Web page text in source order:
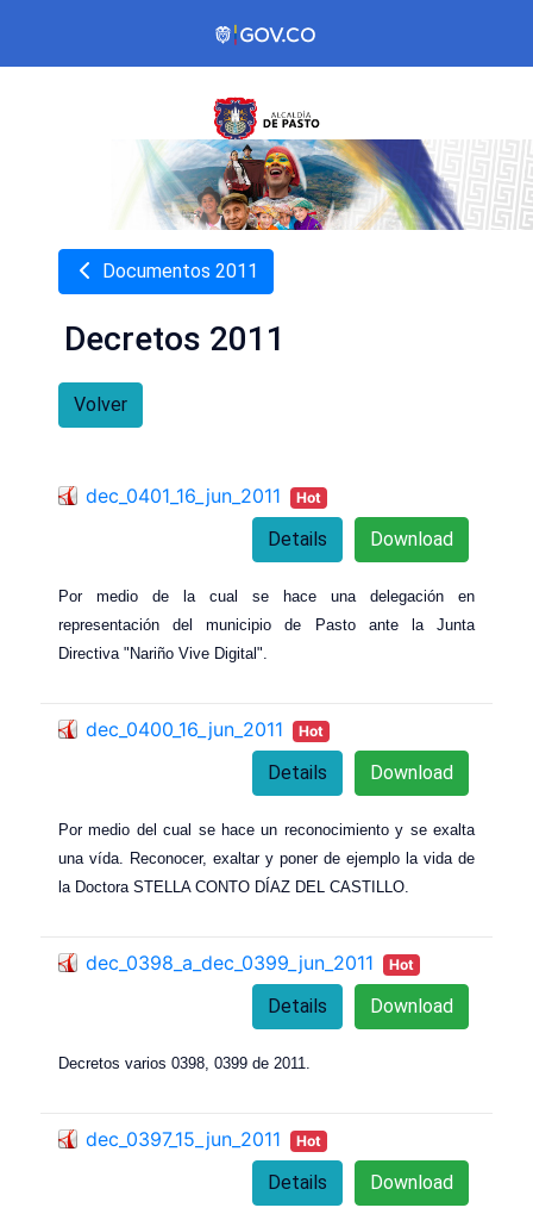
Documentos 2011
Decretos 2011
Volver
dec_0401_16_jun_2011 Hot
Download
Details
Por medio de la cual se hace una delegación en
representación del municipio de Pasto ante la Junta
Directiva "Nariño Vive Digital".
dec_0400_16_jun_2011 Hot
Download
Details
Por medio del cual se hace un reconocimiento y se exalta
una vída. Reconocer, exaltar y poner de ejemplo la vida de
la Doctora STELLA CONTO DÍAZ DEL CASTILLO.
dec_0398_a_dec_0399_jun_2011 Hot
Download
Details
Decretos varios 0398, 0399 de 2011.
dec_0397_15_jun_2011 Hot
Download
Details